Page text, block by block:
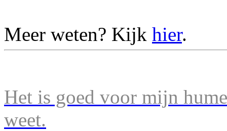
Meer weten? Kijk hier.
Het is goed voor mijn
weet.